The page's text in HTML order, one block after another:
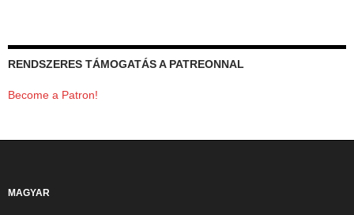
RENDSZERES TÁMOGATÁS A PATREONNAL
Become a Patron!
MAGYAR